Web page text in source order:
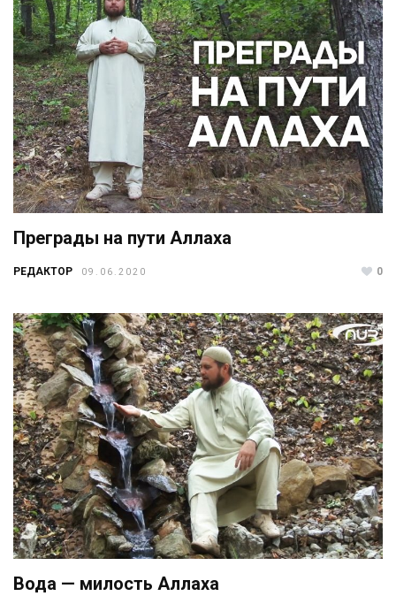
Преграды на пути Аллаха
РЕДАКТОР 09.06.2020 0
Вода — милость Аллаха